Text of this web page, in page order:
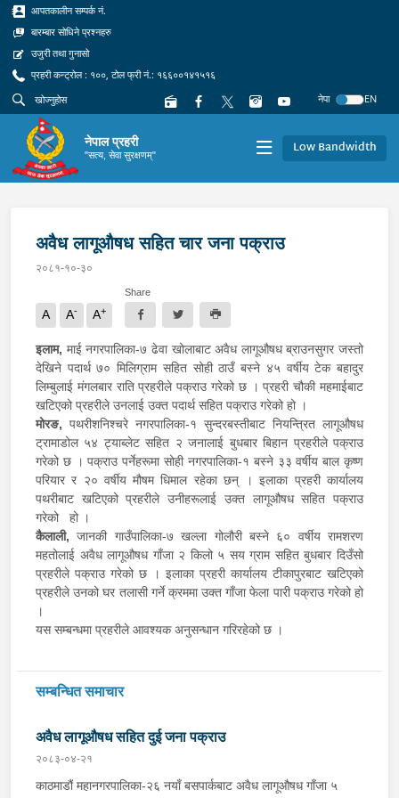
आपतकालीन सम्पर्क नं.
बारम्बार सोधिने प्रश्नहरु
उजुरी तथा गुनासो
प्रहरी कन्ट्रोल : १००, टोल फ्री नं.: १६६००१४१५१६
नेपा
EN
नेपाल प्रहरी
"सत्य, सेवा सुरक्षणम्" Low Bandwidth
अवैध लागूऔषध सहित चार जना पक्राउ
२०८१-१०-३०
A A- A+
Share
इलाम, माई नगरपालिका-७ ढेवा खोलाबाट अवैध लागूऔषध ब्राउनसुगर जस्तो
देखिने पदार्थ ७० मिलिग्राम सहित सोही ठाउँ बस्ने ४५ वर्षीय टेक बहादुर
लिम्बुलाई मंगलबार राति प्रहरीले पक्राउ गरेको छ । प्रहरी चौकी महमाईबाट
खटिएको प्रहरीले उनलाई उक्त पदार्थ सहित पक्राउ गरेको हो ।
मोरङ, पथरीशनिश्चरे नगरपालिका-१ सुन्दरबस्तीबाट नियन्त्रित लागूऔषध
ट्रामाडोल ५४ ट्याब्लेट सहित २ जनालाई बुधबार बिहान प्रहरीले पक्राउ
गरेको छ । पक्राउ पर्नेहरूमा सोही नगरपालिका-१ बस्ने ३३ वर्षीय बाल कृष्ण
परियार र २० वर्षीय मौषम धिमाल रहेका छन् । इलाका प्रहरी कार्यालय
पथरीबाट खटिएको प्रहरीले उनीहरूलाई उक्त लागूऔषध सहित पक्राउ
गरेको हो ।
कैलाली,जानकी गाउँपालिका-७ खल्ला गोलौरी बस्ने ६० वर्षीय रामशरण
महतोलाई अवैध लागूऔषध गाँजा २ किलो ५ सय ग्राम सहित बुधबार दिउँसो
प्रहरीले पक्राउ गरेको छ । इलाका प्रहरी कार्यालय टीकापुरबाट खटिएको
प्रहरीले उनको घर तलासी गर्ने क्रममा उक्त गाँजा फेला पारी पक्राउ गरेको हो
।
यस सम्बन्धमा प्रहरीले आवश्यक अनुसन्धान गरिरहेको छ ।
सम्बन्धित समाचार
अवैध लागूऔषध सहित दुई जना पक्राउ
२०८३-०४-२१
काठमाडौं महानगरपालिका-२६ नयाँ बसपार्कबाट अवैध लागूऔषध गाँजा ५